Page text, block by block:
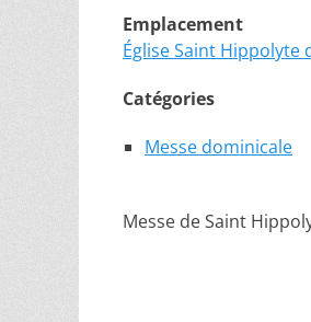
Emplacement
Église Saint Hippolyte
Catégories
Messe dominicale
Messe de Saint